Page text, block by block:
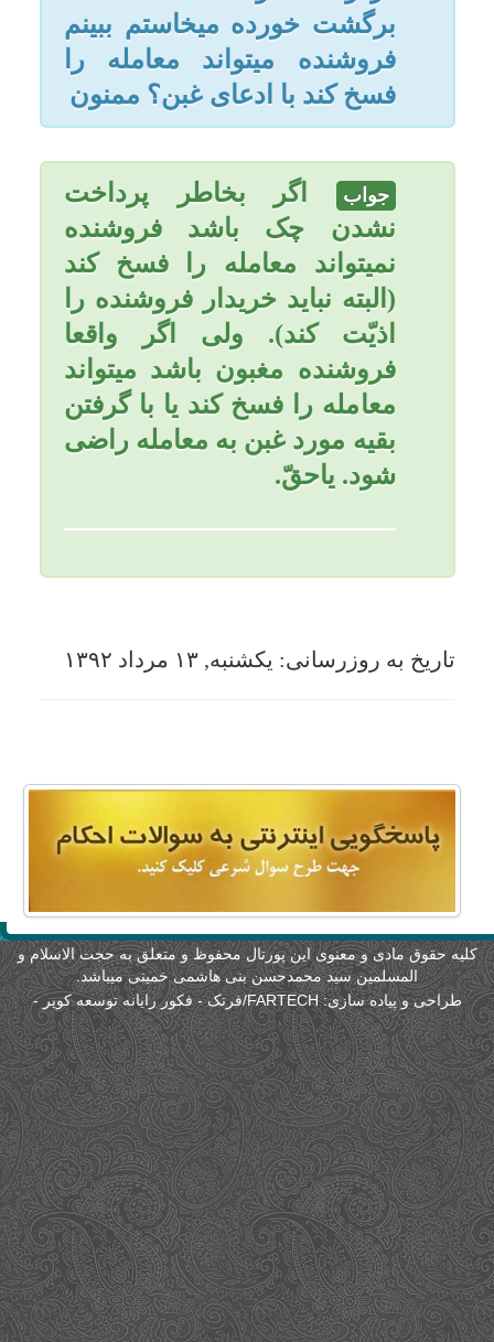
اذیّت کند). ولی اگر واقعا
فروشنده مغبون باشد میتواند
معامله را فسخ کند یا با گرفتن
بقیه مورد غبن به معامله راضی
شود. یاحقّ.
تاریخ به روزرسانی: یکشنبه, ۱۳ مرداد ۱۳۹۲
حقوق مادی و معنوی این پورتال محفوظ و متعلق به حجت الاسلام و
المسلمین سید محمدحسن بنی هاشمی خمینی میباشد.
طراحی و پیاده سازی:FARTECH/فرتک - فکور رایانه توسعه کویر -